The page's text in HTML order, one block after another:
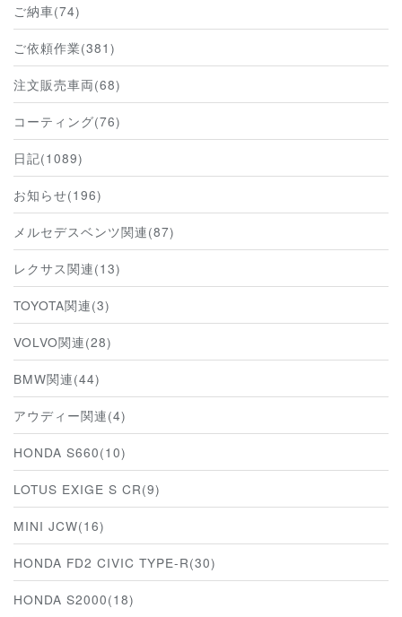
ご納車(74)
ご依頼作業(381)
注文販売車両(68)
コーティング(76)
日記(1089)
お知らせ(196)
メルセデスベンツ関連(87)
レクサス関連(13)
TOYOTA関連(3)
VOLVO関連(28)
BMW関連(44)
アウディー関連(4)
HONDA S660(10)
LOTUS EXIGE S CR(9)
MINI JCW(16)
HONDA FD2 CIVIC TYPE-R(30)
HONDA S2000(18)